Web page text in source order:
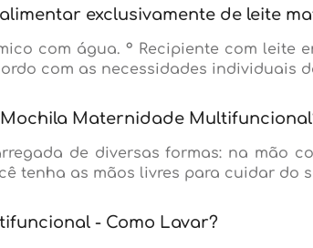
exclusivamente de leite
com água. ° Recipiente com leite
com as necessidades individuais
Maternidade
de diversas formas: na mão
tenha as mãos livres para cuidar do
- Como Lavar?